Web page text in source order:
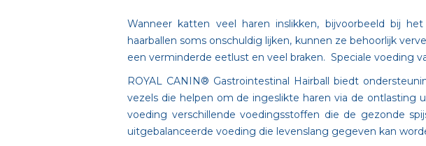
Wanneer katten veel haren inslikken, bijvoorbeeld bij
haarballen soms onschuldig lijken, kunnen ze behoorlijk
een verminderde eetlust en veel braken. Speciale voeding
ROYAL CANIN® Gastrointestinal Hairball biedt
vezels die helpen om de ingeslikte haren via de ontlasting
voeding verschillende voedingsstoffen die de gezonde
uitgebalanceerde voeding die levenslang gegeven kan